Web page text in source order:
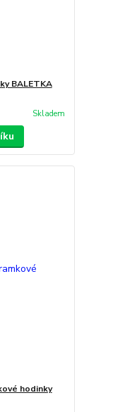
BALETKA
Skladem
hodinky